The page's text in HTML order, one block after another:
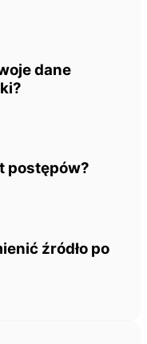
dane
postępów?
źródło po